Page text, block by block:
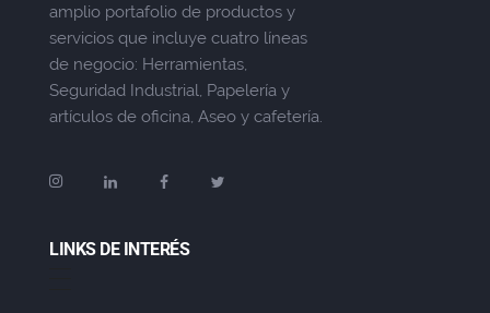
amplio portafolio de productos y
servicios que incluye cuatro líneas
de negocio: Herramientas,
Seguridad Industrial, Papelería y
artículos de oficina, Aseo y cafetería.
LINKS DE INTERÉS